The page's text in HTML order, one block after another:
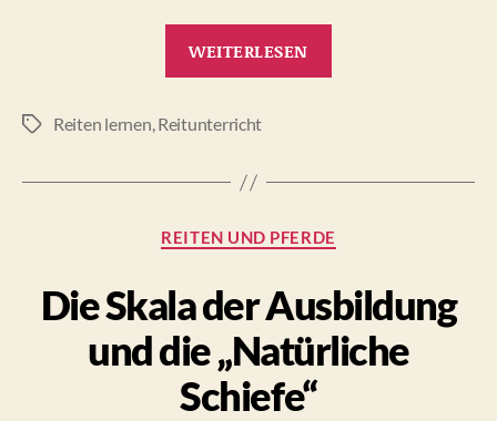
WEITERLESEN
Pferde“
Schlagwörter
Reiten lernen,Reitunterricht
Kategorien
REITEN UND PFERDE
Die Skala der Ausbildung
und die „Natürliche
Schiefe“